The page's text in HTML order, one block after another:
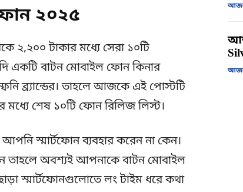
২০২৫
২,২০০ টাকার মধ্যে সেরা ১০টি
একটি বাটন মোবাইল ফোন কিনার
ব্র্যান্ডের। তাহলে আজকে এই পোস্টটি
শেষ ১০টি ফোন রিলিজ লিস্ট।
স্মার্টফোন ব্যবহার করেন না কেন।
তাহলে অবশ্যই আপনাকে বাটন মোবাইল
স্মার্টফোনগুলোতে লং টাইম ধরে কথা